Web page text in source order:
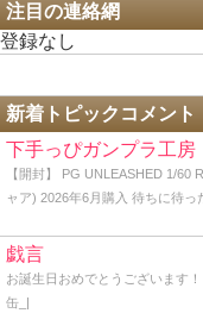
注目の連絡網
登録なし
新着トピックコメント
下手っぴガンプラ工房
【開封】 PG UNLEASHED 1/60
ャア) 2026年6月購入 待ちに待
プラ誕生45周年を記念して発売
｢Perfect Grade Unleashed （以
ました。 そんな中、想定外の臨
戯言
お誕生日おめでとうございます
缶_|